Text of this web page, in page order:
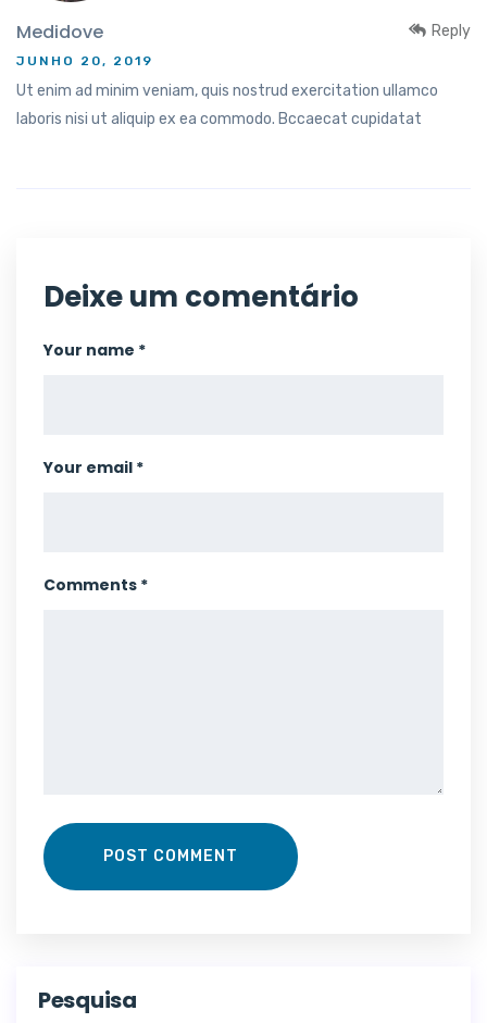
Medidove
JUNHO 20, 2019
Ut enim ad minim veniam, quis nostrud exercitation ullamco
laboris nisi ut aliquip ex ea commodo. Bccaecat cupidatat
Reply
Deixe um comentário
Your name *
Your email *
Comments *
POST COMMENT
Pesquisa